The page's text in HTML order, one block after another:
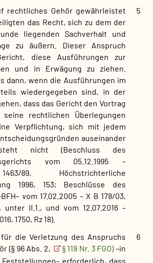
5
rechtliches Gehör gewährleistet
das Recht, sich zu dem der
liegenden Sachverhalt und
zu äußern. Dieser Anspruch
diese Ausführungen zur
und in Erwägung zu ziehen.
dann, wenn die Ausführungen im
wiedergegeben sind, in der
dass das Gericht den Vortrag
rechtlichen Überlegungen
Verpflichtung, sich mit jedem
auseinander
nicht (Beschluss des
vom 05.12.1995 –
Höchstrichterliche
1996, 153; Beschlüsse des
vom 17.02.2005 – X B 178/03,
unter II.1., und vom 12.07.2016 –
1750, Rz 18).
6
die Verletzung des Anspruchs
(§ 96 Abs. 2,
§ 119 Nr. 3 FGO)–in
erforderlich, dass